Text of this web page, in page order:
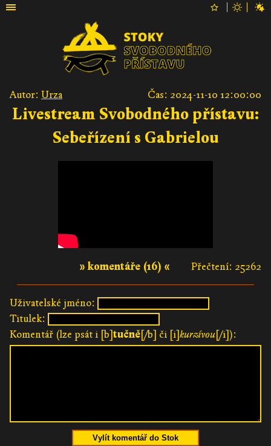
Autor: Urza Čas: 2024-11-10 12:00:00
Livestream Svobodného přístavu:
Sebeřízení s Gabrielou
Přečtení: 25262
» komentáře (16) «
Uživatelské jméno:
Titulek:
Komentář (lze psát i [b]tučně[/b] či [i]kurzívou[/i]):
Vylít komentář do Stok